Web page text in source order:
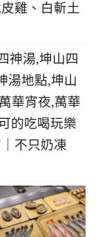
雞、白斬土
不只奶凍